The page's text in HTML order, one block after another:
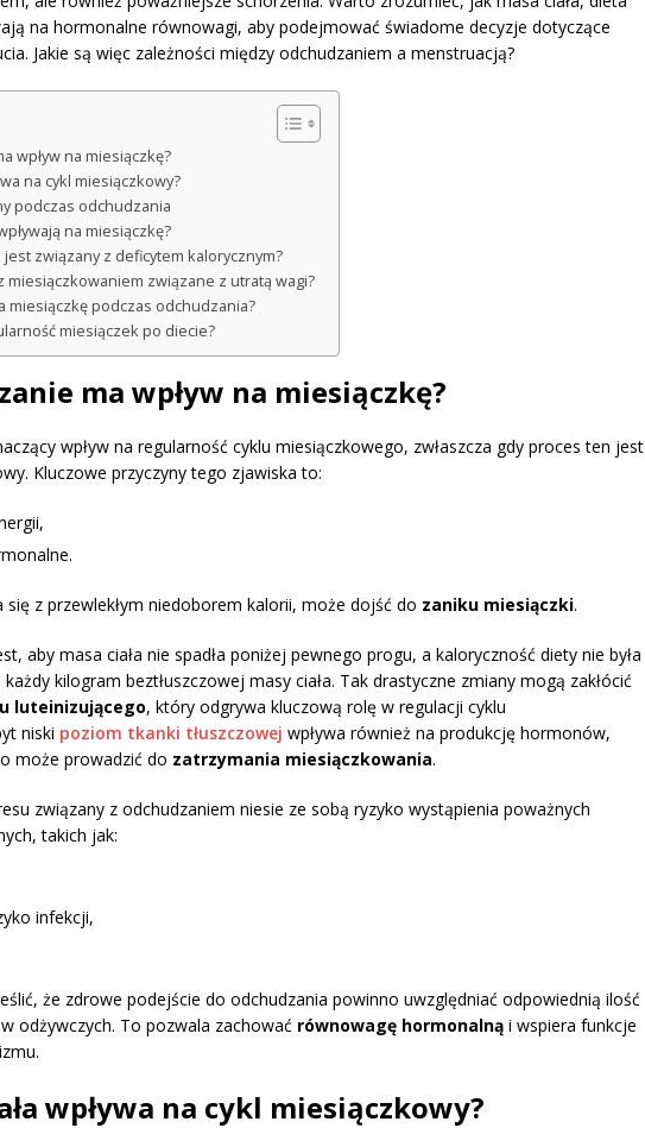
na hormonalne równowagi, aby podejmować świadome decyzje dotyczące
Jakie są więc zależności między odchudzaniem a menstruacją?
wpływ na miesiączkę?
na cykl miesiączkowy?
podczas odchudzania
na miesiączkę?
jest związany z deficytem kalorycznym?
miesiączkowaniem związane z utratą wagi?
miesiączkę podczas odchudzania?
miesiączek po diecie?
ma wpływ na miesiączkę?
wpływ na regularność cyklu miesiączkowego, zwłaszcza gdy proces ten jest
Kluczowe przyczyny tego zjawiska to:
się z przewlekłym niedoborem kalorii, może dojść do zaniku miesiączki.
aby masa ciała nie spadła poniżej pewnego progu, a kaloryczność diety nie była
każdy kilogram beztłuszczowej masy ciała. Tak drastyczne zmiany mogą zakłócić
luteinizującego, który odgrywa kluczową rolę w regulacji cyklu
niski poziom tkanki tłuszczowej wpływa również na produkcję hormonów,
może prowadzić do zatrzymania miesiączkowania.
związany z odchudzaniem niesie ze sobą ryzyko wystąpienia poważnych
takich jak:
infekcji,
że zdrowe podejście do odchudzania powinno uwzględniać odpowiednią ilość
odżywczych. To pozwala zachować równowagę hormonalną i wspiera funkcje
wpływa na cykl miesiączkowy?